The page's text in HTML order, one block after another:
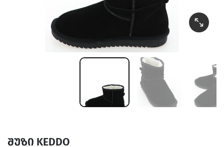
შუზი KEDDO